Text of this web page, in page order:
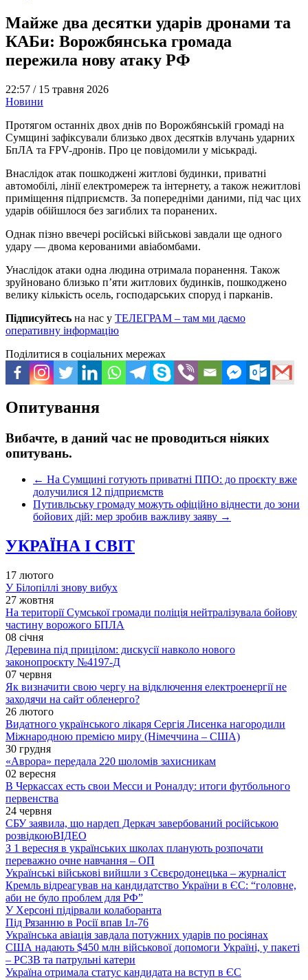
Майже два десятки ударів дронами та
КАБи: Ворожбянська громада
пережила нову атаку РФ
22:57 / 15 травня 2026
Новини
Протягом останніх двох днів по Ворожбянській громаді на
Сумщині зафіксували близько двох десятків влучань ударних
БпЛА та FPV-дронів. Про це повідомили у міськраді.
Внаслідок атак пошкоджені житлові будинки, приватні
автомобілі, лінії електромереж та інтернету, а також нежитлові
приміщення підприємств. За попередніми даними, під час цих
ударів обійшлося без загиблих та поранених.
Однак пізно ввечері російські військові завдали ще одного
удару — двома керованими авіабомбами.
Унаслідок атаки одна людина отримала поранення. Також
зруйновано близько п’яти житлових будинків, пошкоджено
велику кількість осель, господарських споруд і парканів.
Підписуйтесь на нас у ТЕЛЕГРАМ – там ми даємо
оперативну інформацію
Поділитися в соціальних мережах
Опитування
Вибачте, в даний час не проводиться ніяких
опитувань.
← На Сумщині готують приватні ППО: до проєкту вже
долучилися 12 підприємств
Путивльську громаду можуть офіційно віднести до зони
бойових дій: мер зробив важливу заяву →
УКРАЇНА І СВІТ
17 лютого
У Білопіллі знову вибух
27 жовтня
На території Сумської громади поліція нейтралізувала бойову
частину ворожого БПЛА
08 січня
Деревина під прицілом: дискусії навколо нового
законопроєкту №4197-Д
07 червня
Як визначити свою чергу на відключення електроенергії не
заходячи на сайт обленерго?
26 лютого
Видатного українського лікаря Сергія Лисенка нагородили
Міжнародною премією миру (Німеччина – США)
30 грудня
«Аврора» передала 220 шоломів захисникам
02 вересня
В Черкассах есть свои Месси и Роналду: итоги футбольного
первенства
24 червня
СБУ заявила, що нардеп Деркач завербований російською
розвідкоюВІДЕО
З 1 вересня в українських школах планують розпочати
переважно очне навчання – ОП
Українські військові вийшли з Сєвєродонецька – журналіст
Кремль відреагував на кандидатство України в ЄС: “головне,
аби не було проблем для РФ”
У Херсоні підірвали колаборанта
Під Рязанню в Росії впав Іл-76
Українська авіація завдала потужних ударів по росіянах
США надають $450 млн військової допомоги Україні, у пакеті
– РСЗВ та патрульні катери
Україна отримала статус кандидата на вступ в ЄС